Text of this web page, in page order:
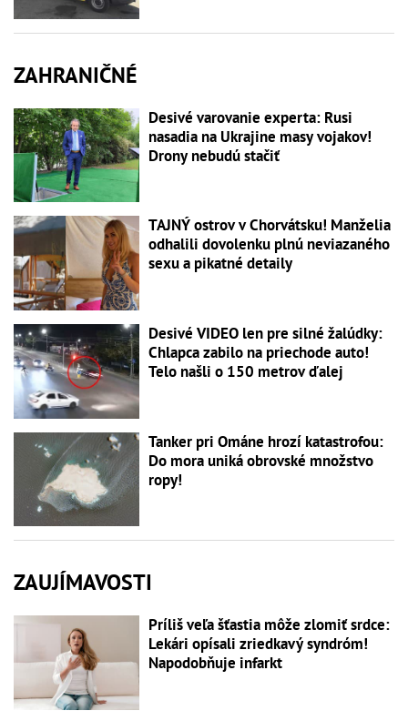
ZAHRANIČNÉ
Desivé varovanie experta: Rusi
nasadia na Ukrajine masy vojakov!
Drony nebudú stačiť
TAJNÝ ostrov v Chorvátsku! Manželia
odhalili dovolenku plnú neviazaného
sexu a pikatné detaily
Desivé VIDEO len pre silné žalúdky:
Chlapca zabilo na priechode auto!
Telo našli o 150 metrov ďalej
Tanker pri Ománe hrozí katastrofou:
Do mora uniká obrovské množstvo
ropy!
ZAUJÍMAVOSTI
Príliš veľa šťastia môže zlomiť srdce:
Lekári opísali zriedkavý syndróm!
Napodobňuje infarkt